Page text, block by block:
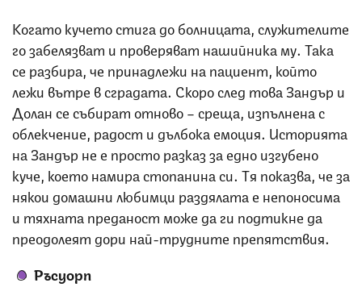
Когато кучето стига до болницата, служителите
го забелязват и проверяват нашийника му. Така
се разбира, че принадлежи на пациент, който
лежи вътре в сградата. Скоро след това Зандър и
Долан се събират отново – среща, изпълнена с
облекчение, радост и дълбока емоция. Историята
на Зандър не е просто разказ за едно изгубено
куче, което намира стопанина си. Тя показва, че за
някои домашни любимци раздялата е непоносима
и тяхната преданост може да ги подтикне да
преодолеят дори най-трудните препятствия.
Ръсуорп